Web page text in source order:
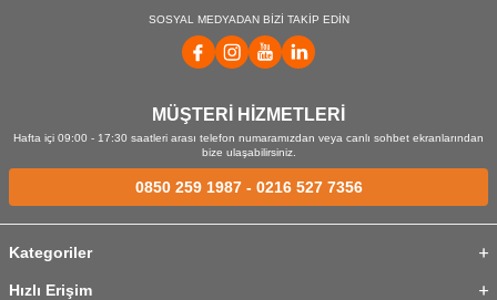
SOSYAL MEDYADAN BİZİ TAKİP EDİN
MÜŞTERİ HİZMETLERİ
Hafta içi 09:00 - 17:30 saatleri arası telefon numaramızdan veya canlı sohbet ekranlarından
bize ulaşabilirsiniz.
0850 259 1987- 0216 527 7356
Kategoriler
Hızlı Erişim